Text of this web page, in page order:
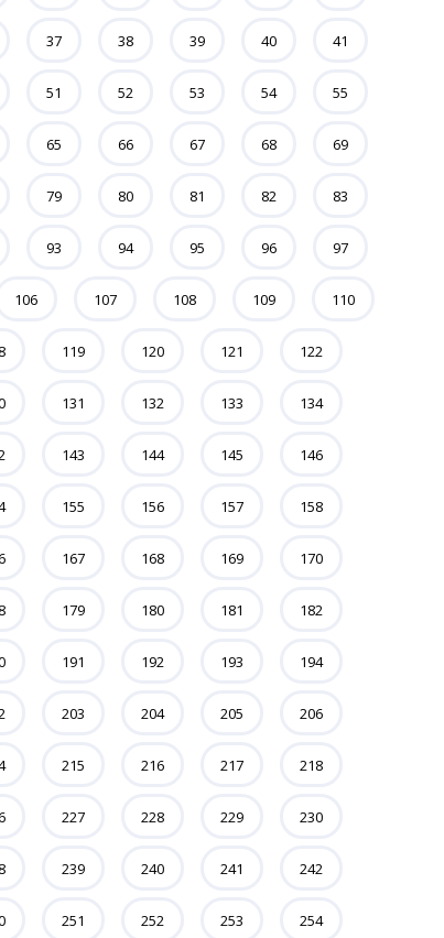
37 38 39 40 41
51 52 53 54 55
65 66 67 68 69
79 80 81 82 83
93 94 95 96 97
106 107 108 109 110
119 120 121 122
131 132 133 134
143 144 145 146
155 156 157 158
167 168 169 170
179 180 181 182
191 192 193 194
203 204 205 206
215 216 217 218
227 228 229 230
239 240 241 242
251 252 253 254